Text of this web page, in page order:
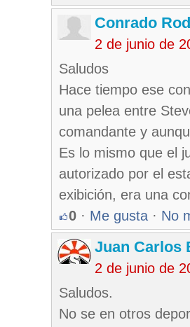
Conrado
2 de junio de
Saludos
Hace tiempo ese
una pelea entre
comandante y
Es lo mismo que el
autorizado por el
exibición, era una
0 · Me gusta · No
Juan Carlos
2 de junio de
Saludos.
No se en otros